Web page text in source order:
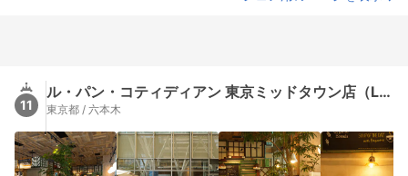
11
ル・パン・コティディアン 東京ミッドタウン店（Le Pain Quotidien）
東京都 / 六本木